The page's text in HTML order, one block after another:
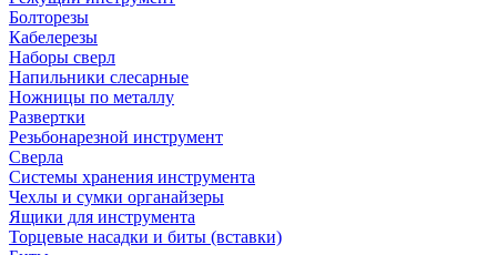
Болторезы
Кабелерезы
Наборы сверл
Напильники слесарные
Ножницы по металлу
Развертки
Резьбонарезной инструмент
Сверла
Системы хранения инструмента
Чехлы и сумки органайзеры
Ящики для инструмента
Торцевые насадки и биты (вставки)